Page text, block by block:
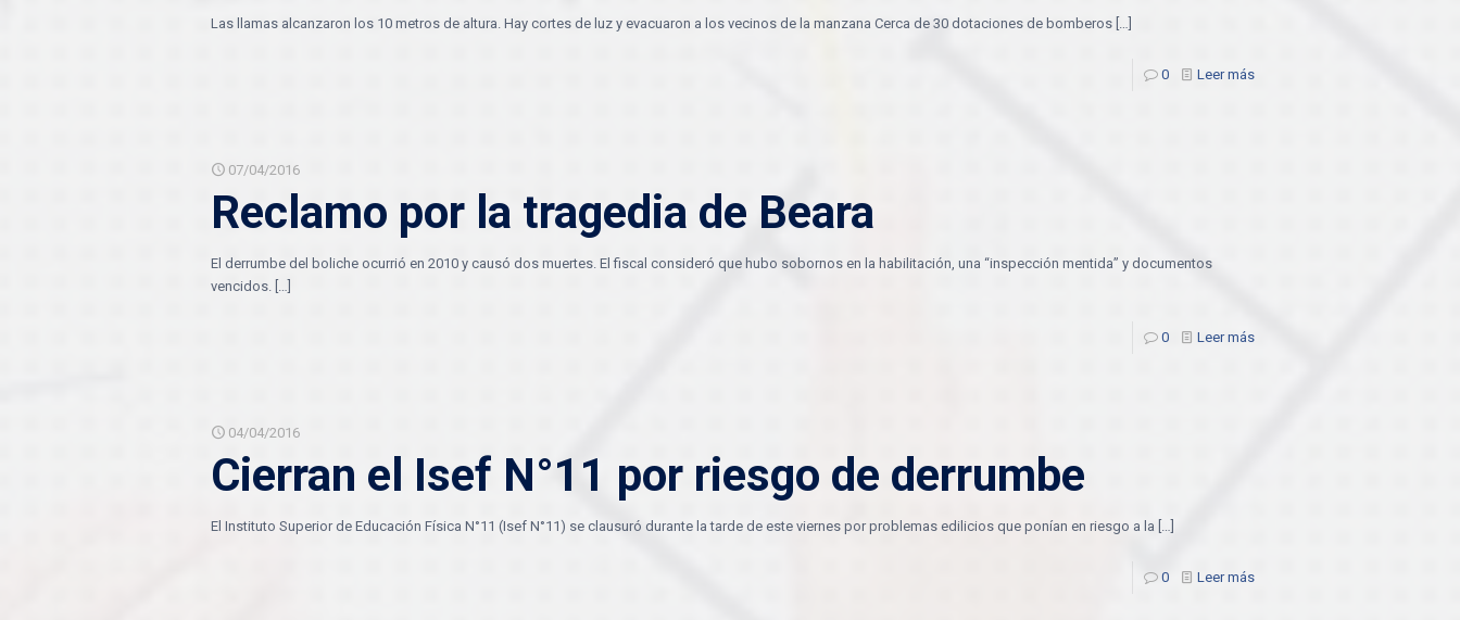
Las llamas alcanzaron los 10 metros de altura. Hay cortes de luz y evacuaron a los vecinos de la manzana Cerca de 30 dotaciones de bomberos […]
0 Leer más
07/04/2016
Reclamo por la tragedia de Beara
El derrumbe del boliche ocurrió en 2010 y causó dos muertes. El fiscal consideró que hubo sobornos en la habilitación, una “inspección mentida” y documentos
vencidos. […]
0 Leer más
04/04/2016
Cierran el Isef N°11 por riesgo de derrumbe
El Instituto Superior de Educación Física N°11 (Isef N°11) se clausuró durante la tarde de este viernes por problemas edilicios que ponían en riesgo a la […]
0 Leer más